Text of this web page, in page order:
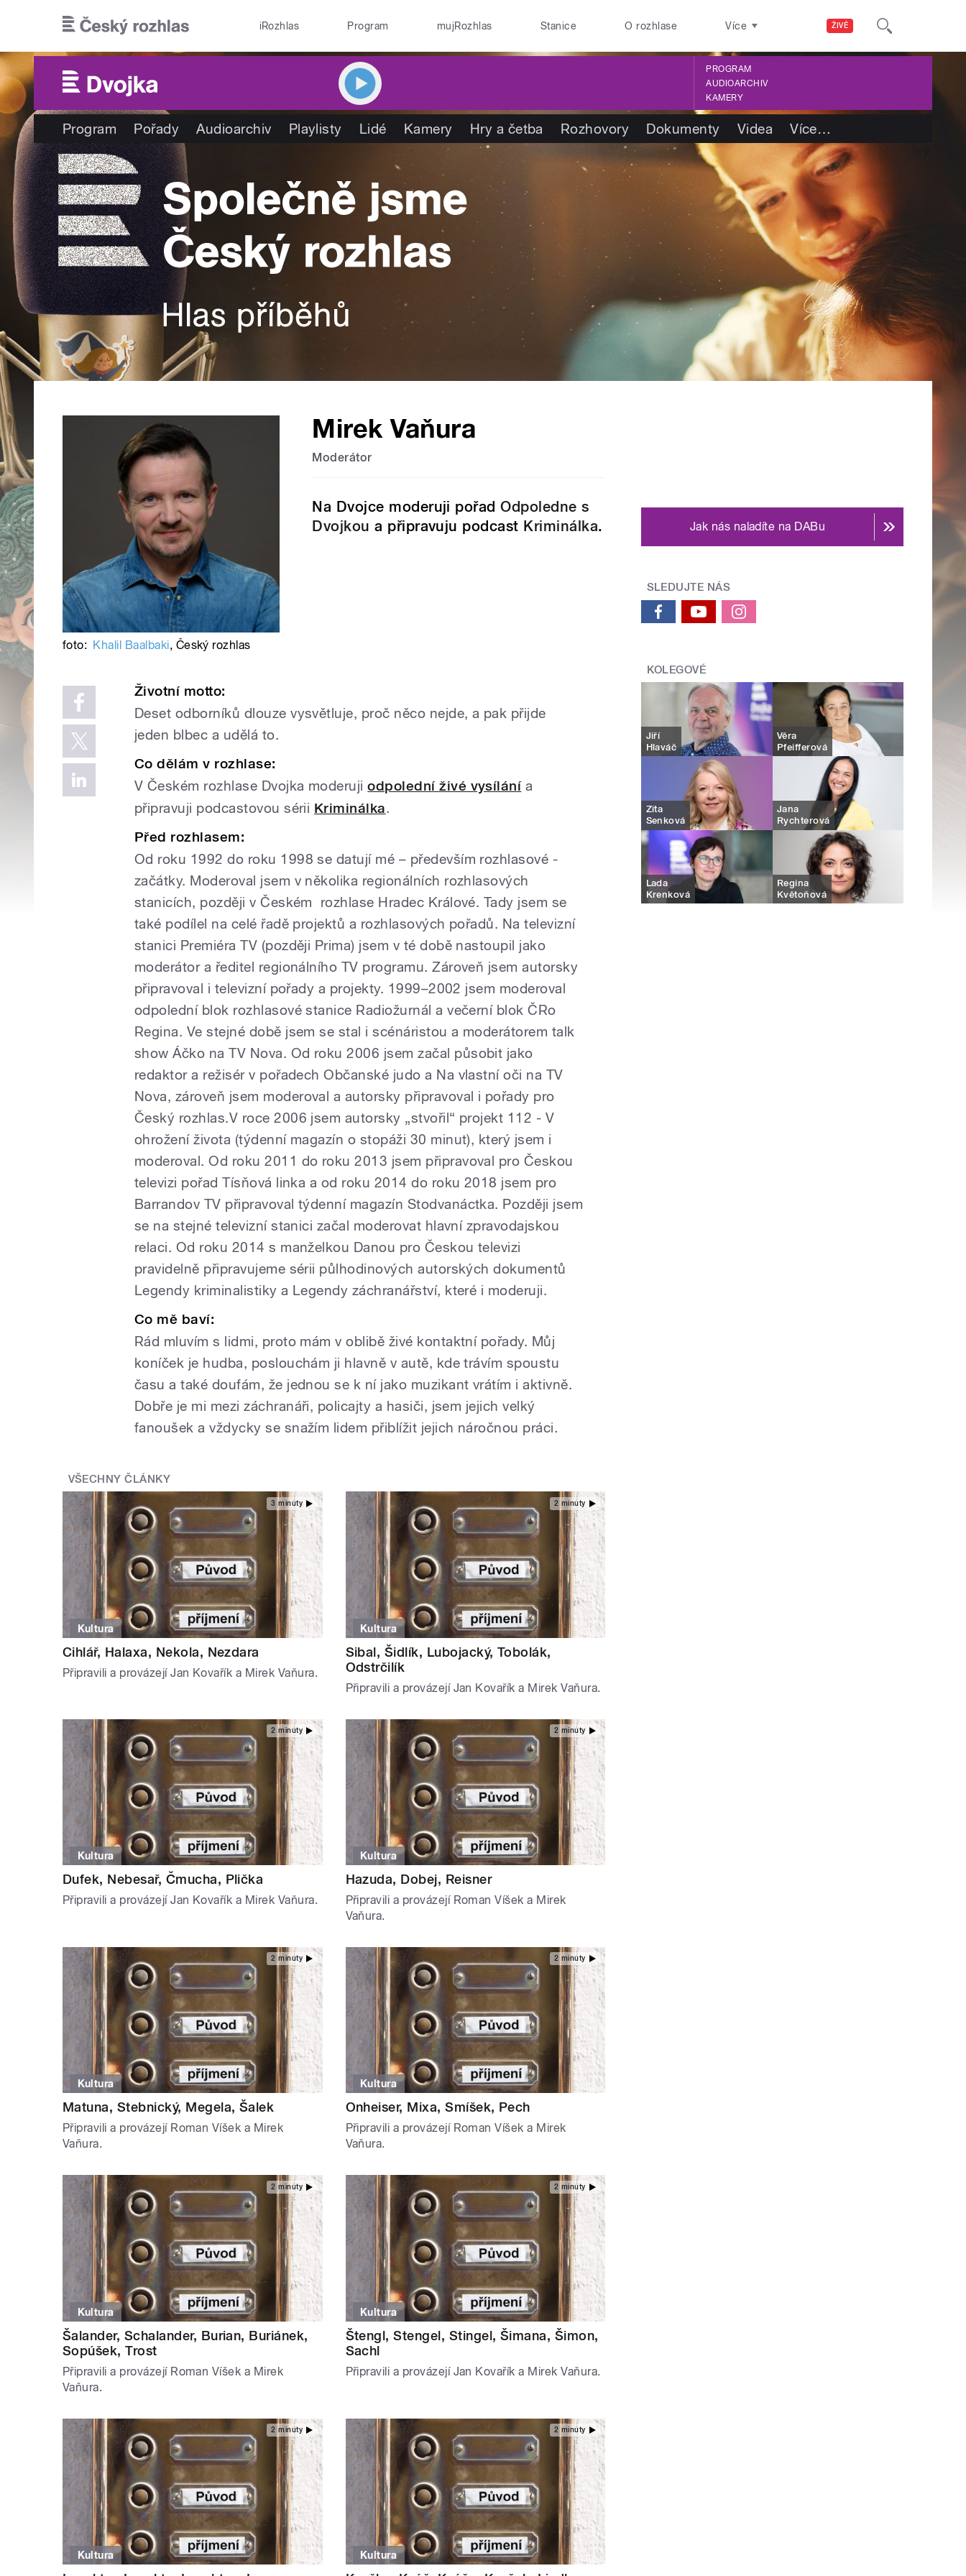
ŽIVĚ
iRozhlas Program mujRozhlas Stanice O rozhlase Více
PROGRAM
AUDIOARCHIV
KAMERY
Program Pořady Audioarchiv Playlisty Lidé Kamery Hry a četba Rozhovory Dokumenty Videa Více…
Mirek Vaňura
Moderátor
Na Dvojce moderuji pořadOdpoledne s
Dvojkou a připravuju podcast Kriminálka.
foto: Khalil Baalbaki, Český rozhlas
Životní motto:
Deset odborníků dlouze vysvětluje, proč něco nejde, a pak přijde
jeden blbec a udělá to.
Co dělám v rozhlase:
V Českém rozhlase Dvojka moderujiodpolední živé vysílánía
připravuji podcastovou sérii Kriminálka.
Před rozhlasem:
Od roku 1992 do roku 1998 se datují mé – především rozhlasové -
začátky. Moderoval jsem v několika regionálních rozhlasových
stanicích, později v Českém rozhlase Hradec Králové. Tady jsem se
také podílel na celé řadě projektů a rozhlasových pořadů. Na televizní
stanici Premiéra TV (později Prima) jsem v té době nastoupil jako
moderátor a ředitel regionálního TV programu. Zároveň jsem autorsky
připravoval i televizní pořady a projekty. 1999–2002 jsem moderoval
odpolední blok rozhlasové stanice Radiožurnál a večerní blok ČRo
Regina. Ve stejné době jsem se stal i scénáristou a moderátorem talk
show Áčko na TV Nova. Od roku 2006 jsem začal působit jako
redaktor a režisér v pořadech Občanské judo a Na vlastní oči na TV
Nova, zároveň jsem moderoval a autorsky připravoval i pořady pro
Český rozhlas.V roce 2006 jsem autorsky „stvořil“ projekt 112 - V
ohrožení života (týdenní magazín o stopáži 30 minut), který jsem i
moderoval. Od roku 2011 do roku 2013 jsem připravoval pro Českou
televizi pořad Tísňová linka a od roku 2014 do roku 2018 jsem pro
Barrandov TV připravoval týdenní magazín Stodvanáctka. Později jsem
se na stejné televizní stanici začal moderovat hlavní zpravodajskou
relaci. Od roku 2014 s manželkou Danou pro Českou televizi
pravidelně připravujeme sérii půlhodinových autorských dokumentů
Legendy kriminalistiky a Legendy záchranářství, které i moderuji.
Co mě baví:
Rád mluvím s lidmi, proto mám v oblibě živé kontaktní pořady. Můj
koníček je hudba, poslouchám ji hlavně v autě, kde trávím spoustu
času a také doufám, že jednou se k ní jako muzikant vrátím i aktivně.
Dobře je mi mezi záchranáři, policajty a hasiči, jsem jejich velký
fanoušek a vždycky se snažím lidem přiblížit jejich náročnou práci.
VŠECHNY ČLÁNKY
3 minuty
Kultura
Cihlář, Halaxa, Nekola, Nezdara
Připravili a provázejí Jan Kovařík a Mirek Vaňura.
2 minuty
Kultura
Sibal, Šidlík, Lubojacký, Tobolák,
Odstrčilík
Připravili a provázejí Jan Kovařík a Mirek Vaňura.
2 minuty
Kultura
Dufek, Nebesař, Čmucha, Plička
Připravili a provázejí Jan Kovařík a Mirek Vaňura.
2 minuty
Kultura
Hazuda, Dobej, Reisner
Připravili a provázejí Roman Víšek a Mirek
Vaňura.
2 minuty
Kultura
Matuna, Stebnický, Megela, Šalek
Připravili a provázejí Roman Víšek a Mirek
Vaňura.
2 minuty
Kultura
Onheiser, Mixa, Smíšek, Pech
Připravili a provázejí Roman Víšek a Mirek
Vaňura.
2 minuty
Kultura
Šalander, Schalander, Burian, Buriánek,
Sopúšek, Trost
Připravili a provázejí Roman Víšek a Mirek
Vaňura.
2 minuty
Kultura
Štengl, Stengel, Stingel, Šimana, Šimon,
Sachl
Připravili a provázejí Jan Kovařík a Mirek Vaňura.
2 minuty
Kultura
2 minuty
Kultura
Jak nás naladíte na DABu
SLEDUJTE NÁS
KOLEGOVÉ
Jiří
Hlaváč
Věra
Pfeifferová
Zita
Senková
Jana
Rychterová
Lada
Krenková
Regina
Květoňová